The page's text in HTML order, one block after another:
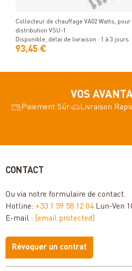
Détails
Collecteur de chauffage VA02 Watts,
distribution VSU-1
Disponible, délai de livraison : 1 à 3 jours
93,45 €
VOS
Paiement Sûr Livraison
CONTACT
Ou via notreformulaire de contact.
Hotline: +33 1 59 58 12 04 Lun-Ven
E-mail :
[email protected]
Révoquer un contrat